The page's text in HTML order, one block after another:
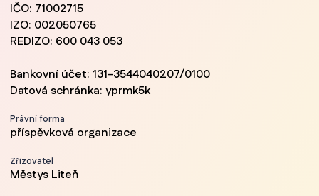
IČO: 71002715
IZO: 002050765
REDIZO: 600 043 053
Bankovní účet: 131-3544040207/0100
Datová schránka: yprmk5k
Právní forma
příspěvková organizace
Zřizovatel
Městys Liteň